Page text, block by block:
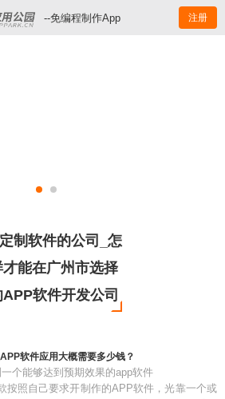
--免编程制作App 注册
制软件的公司_怎
才能在广州市选择
软件开发公司
软件应用大概需要多少钱？
个能够达到预期效果的app软件
按照自己要求开制作的APP软件，光靠一个或